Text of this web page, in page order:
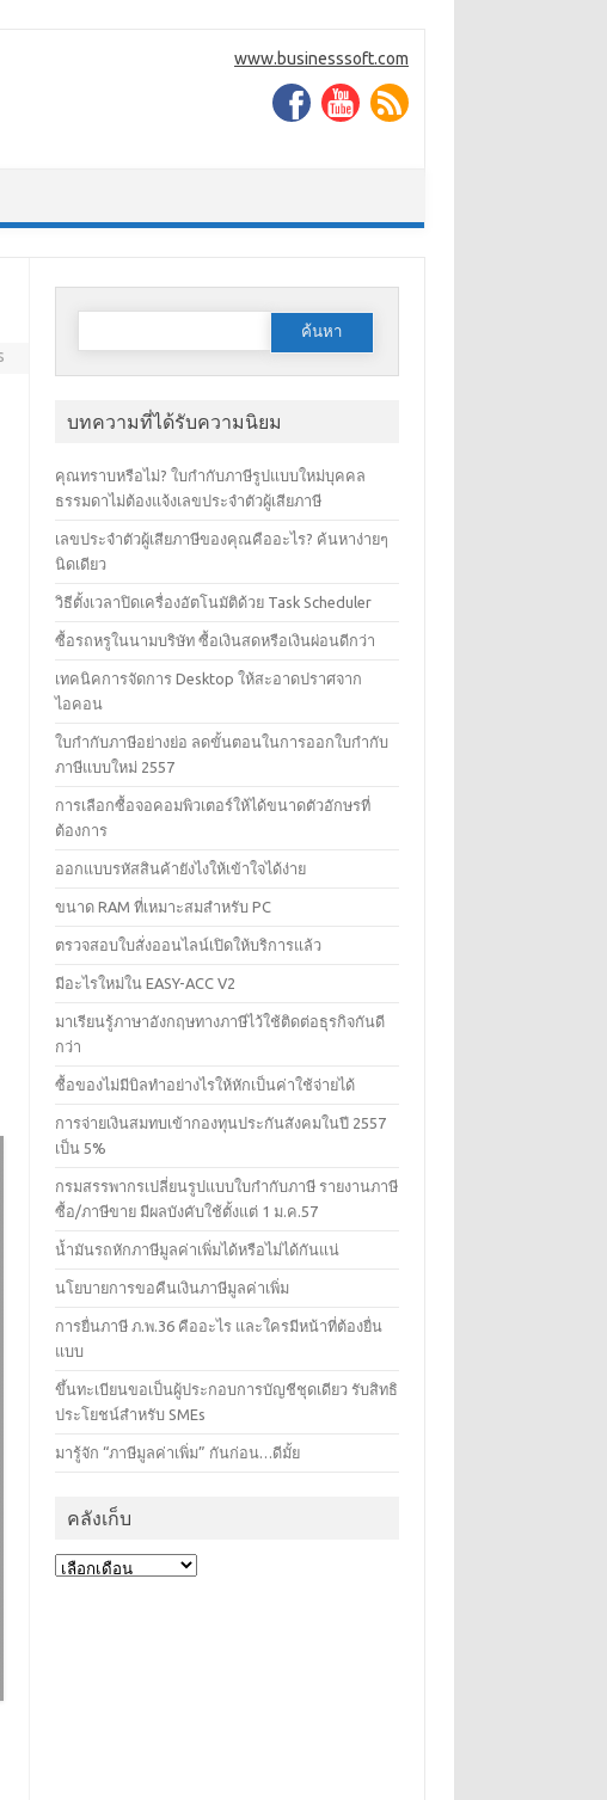
www.businesssoft.com
ค้นหาสำหรับ:
บทความที่ได้รับความนิยม
คุณทราบหรือไม่? ใบกำกับภาษีรูปแบบใหม่บุคคล
ธรรมดาไม่ต้องแจ้งเลขประจำตัวผู้เสียภาษี
เลขประจำตัวผู้เสียภาษีของคุณคืออะไร? ค้นหาง่ายๆ
นิดเดียว
วิธีตั้งเวลาปิดเครื่องอัตโนมัติด้วย Task Scheduler
ซื้อรถหรูในนามบริษัท ซื้อเงินสดหรือเงินผ่อนดีกว่า
เทคนิคการจัดการ Desktop ให้สะอาดปราศจาก
ไอคอน
ใบกำกับภาษีอย่างย่อ ลดขั้นตอนในการออกใบกำกับ
ภาษีแบบใหม่ 2557
การเลือกซื้อจอคอมพิวเตอร์ให้ได้ขนาดตัวอักษรที่
ต้องการ
ออกแบบรหัสสินค้ายังไงให้เข้าใจได้ง่าย
ขนาด RAM ที่เหมาะสมสำหรับ PC
ตรวจสอบใบสั่งออนไลน์เปิดให้บริการแล้ว
มีอะไรใหม่ใน EASY-ACC V2
มาเรียนรู้ภาษาอังกฤษทางภาษีไว้ใช้ติดต่อธุรกิจกันดี
กว่า
ซื้อของไม่มีบิลทำอย่างไรให้หักเป็นค่าใช้จ่ายได้
การจ่ายเงินสมทบเข้ากองทุนประกันสังคมในปี 2557
เป็น 5%
กรมสรรพากรเปลี่ยนรูปแบบใบกํากับภาษี รายงานภาษี
ซื้อ/ภาษีขาย มีผลบังคับใช้ตั้งแต่ 1 ม.ค.57
น้ำมันรถหักภาษีมูลค่าเพิ่มได้หรือไม่ได้กันแน่
นโยบายการขอคืนเงินภาษีมูลค่าเพิ่ม
การยื่นภาษี ภ.พ.36 คืออะไร และใครมีหน้าที่ต้องยื่น
แบบ
ขึ้นทะเบียนขอเป็นผู้ประกอบการบัญชีชุดเดียว รับสิทธิ
ประโยชน์สำหรับ SMEs
มารู้จัก “ภาษีมูลค่าเพิ่ม” กันก่อน…ดีมั้ย
คลังเก็บ
คลังเก็บ